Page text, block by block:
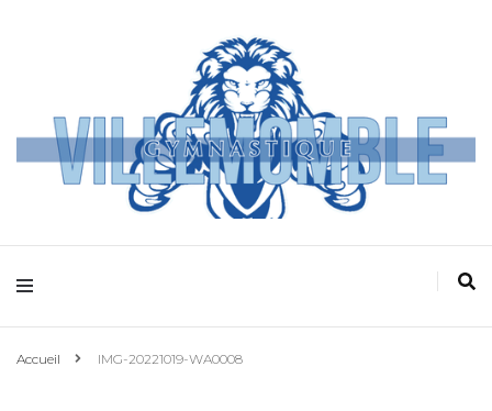
Villemomble
Gymnastique
Accueil IMG-20221019-WA0008